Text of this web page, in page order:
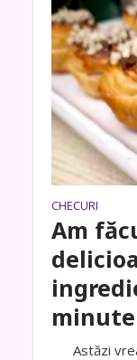
CHECURI
Am
minute
Astăzi